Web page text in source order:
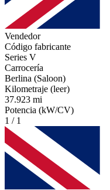
Vendedor
Código fabricante
Series V
Carrocería
Berlina (Saloon)
Kilometraje (leer)
37.923 mi
Potencia (kW/CV)
1 / 1